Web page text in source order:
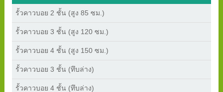
รั้วคาวบอย 2 ชั้น (สูง 85 ซม.)
รั้วคาวบอย 3 ชั้น (สูง 120 ซม.)
รั้วคาวบอย 4 ชั้น (สูง 150 ซม.)
รั้วคาวบอย 3 ชั้น (ทึบล่าง)
รั้วคาวบอย 4 ชั้น (ทึบล่าง)